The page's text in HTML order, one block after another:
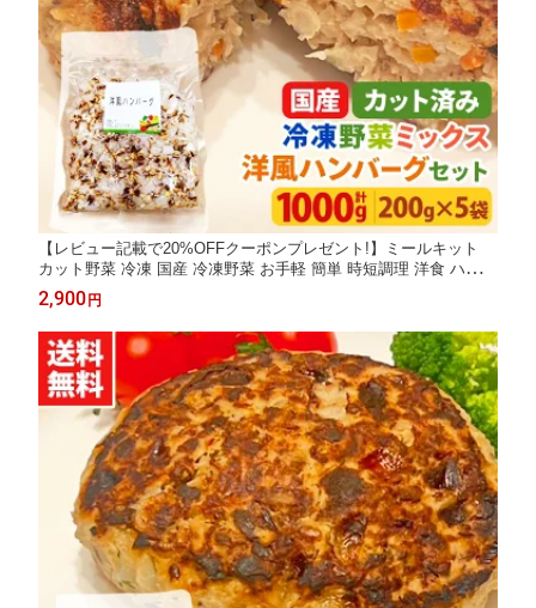
【レビュー記載で20%OFFクーポンプレゼント!】ミールキット
カット野菜 冷凍 国産 冷凍野菜 お手軽 簡単 時短調理 洋食 ハンバ
ーグ冷凍カット済み 野菜ミックス 洋風ハンバーグ用セット 200g
×5袋
2,900円